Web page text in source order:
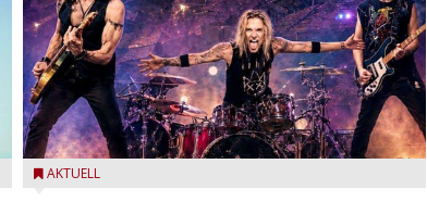
Stef Burns, Will Hunt und Andrea Torresani im Summer
AKTUELL